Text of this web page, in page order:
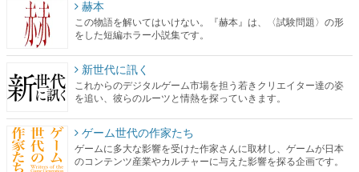
新世代に訊く
これからのデジタルゲーム市場を担う若きクリエイター達の姿
を追い、彼らのルーツと情熱を探っていきます。
ゲーム世代の作家たち
ゲームに多大な影響を受けた作家さんに取材し、ゲームが日本
のコンテンツ産業やカルチャーに与えた影響を探る企画です。
日本モバイルゲーム産業史
日本のモバイルゲーム史における主要なトピック・タイトルを
網羅するほか、開発者へのインタビューや識者による解説を掲